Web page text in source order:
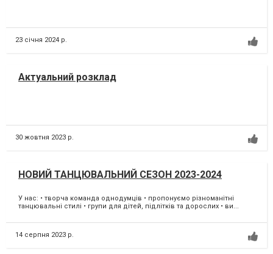
23 січня 2024 р.
Актуальний розклад
30 жовтня 2023 р.
НОВИЙ ТАНЦЮВАЛЬНИЙ СЕЗОН 2023-2024
У нас: • творча команда однодумців • пропонуємо різноманітні
танцювальні стилі • групи для дітей, підлітків та дорослих • ви...
14 серпня 2023 р.